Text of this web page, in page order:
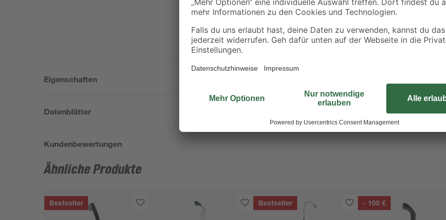
Außengestaltung. Die Installation
mitgelieferten Schrauben direkt
Temperaturregler kannst du die
einstellen. Der praktische
deinem Gartenschlauch
Eigenschaften
Datenblätter
Kundenbewertungen
Ähnliche Produkte
Bestseller Bestseller - 100 €